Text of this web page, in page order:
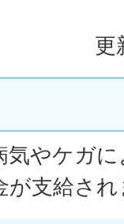
更
気やケガ
が支給さ